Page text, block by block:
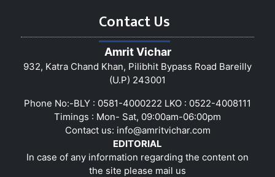
Contact Us
Amrit Vichar
932, Katra Chand Khan, Pilibhit Bypass Road Bareilly
(U.P) 243001
Phone No:-BLY : 0581-4000222 LKO : 0522-4008111
Timings : Mon- Sat, 09:00am-06:00pm
Contact us: info@amritvichar.com
EDITORIAL
In case of any information regarding the content on
the site please mail us